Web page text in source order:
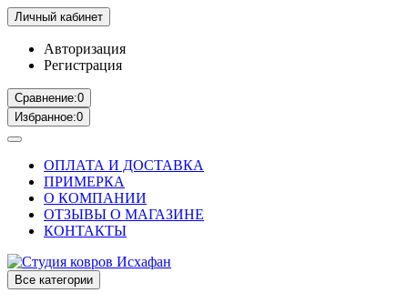
Личный кабинет
Авторизация
Регистрация
Сравнение:0
Избранное:0
ОПЛАТА И ДОСТАВКА
ПРИМЕРКА
О КОМПАНИИ
ОТЗЫВЫ О МАГАЗИНЕ
КОНТАКТЫ
Все категории